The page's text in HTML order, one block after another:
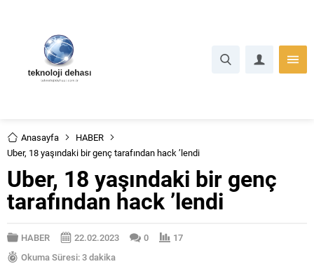
Anasayfa
HABER
Uber, 18 yaşındaki bir genç tarafından hack ’lendi
Uber, 18 yaşındaki bir genç
tarafından hack ’lendi
HABER 22.02.2023 0
17
Okuma Süresi: 3 dakika